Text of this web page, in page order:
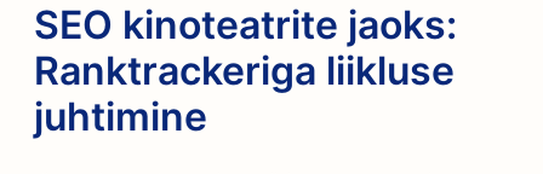
SEO kinoteatrite jaoks:
Ranktrackeriga liikluse
juhtimine